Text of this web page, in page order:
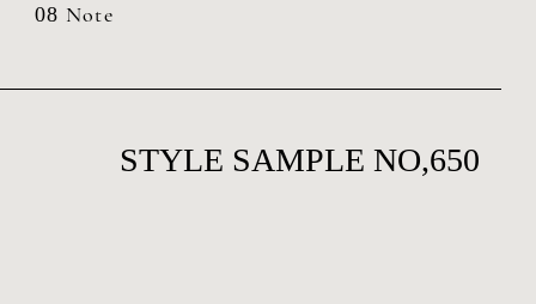
08 Note
STYLE SAMPLE NO,650